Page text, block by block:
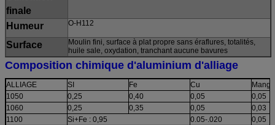
finale
Humeur O-H112
Surface
Moulin fini, surface à plat propre sans éraflures, totalités,
huile sale, oxydation, tranchant aucune bavures
Composition chimique d'aluminium d'alliage
ALLIAGE SI Fe Cu
1050
0,25 0,40 0,05
0,05
1060
0,25 0,35 0,05
0,03
1100
Si+Fe : 0,95 0.05-.020 0,05